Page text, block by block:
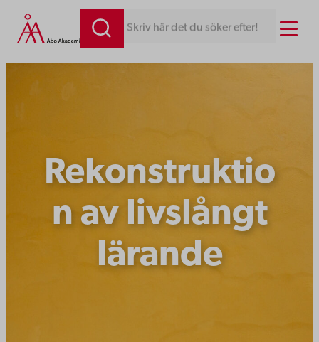
Hoppa
till
innehåll
Skriv här det du söker efter! Menu
Rekonstruktio
n av livslångt
lärande